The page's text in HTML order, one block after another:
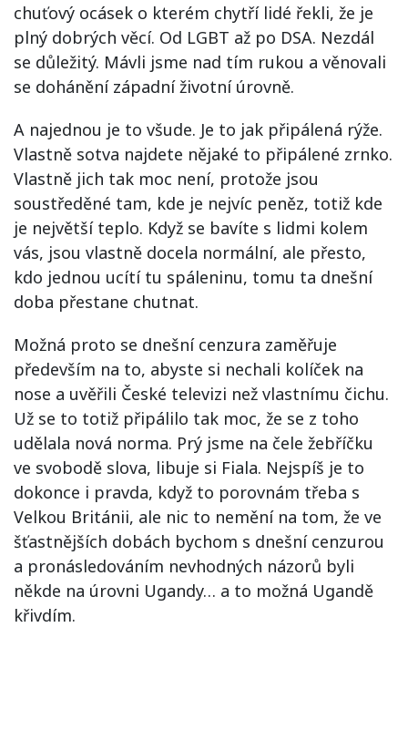
chuťový ocásek o kterém chytří lidé řekli, že je
plný dobrých věcí. Od LGBT až po DSA. Nezdál
se důležitý. Mávli jsme nad tím rukou a věnovali
se dohánění západní životní úrovně.
A najednou je to všude. Je to jak připálená rýže.
Vlastně sotva najdete nějaké to připálené zrnko.
Vlastně jich tak moc není, protože jsou
soustředěné tam, kde je nejvíc peněz, totiž kde
je největší teplo. Když se bavíte s lidmi kolem
vás, jsou vlastně docela normální, ale přesto,
kdo jednou ucítí tu spáleninu, tomu ta dnešní
doba přestane chutnat.
Možná proto se dnešní cenzura zaměřuje
především na to, abyste si nechali kolíček na
nose a uvěřili České televizi než vlastnímu čichu.
Už se to totiž připálilo tak moc, že se z toho
udělala nová norma. Prý jsme na čele žebříčku
ve svobodě slova, libuje si Fiala. Nejspíš je to
dokonce i pravda, když to porovnám třeba s
Velkou Británii, ale nic to nemění na tom, že ve
šťastnějších dobách bychom s dnešní cenzurou
a pronásledováním nevhodných názorů byli
někde na úrovni Ugandy… a to možná Ugandě
křivdím.